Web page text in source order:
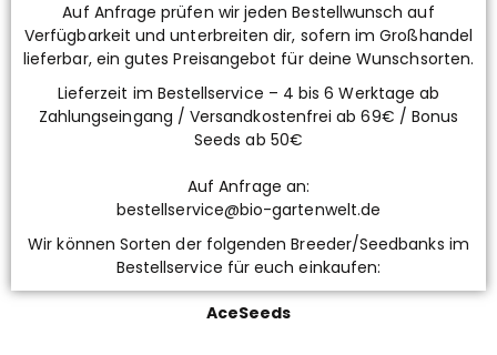
Auf Anfrage prüfen wir jeden Bestellwunsch auf
Verfügbarkeit und unterbreiten dir, sofern im Großhandel
lieferbar, ein gutes Preisangebot für deine Wunschsorten.
Lieferzeit im Bestellservice – 4 bis 6 Werktage ab
Zahlungseingang / Versandkostenfrei ab 69€ / Bonus
Seeds ab 50€
Auf Anfrage an:
bestellservice@bio-gartenwelt.de
Wir können Sorten der folgenden Breeder/Seedbanks im
Bestellservice für euch einkaufen:
AceSeeds